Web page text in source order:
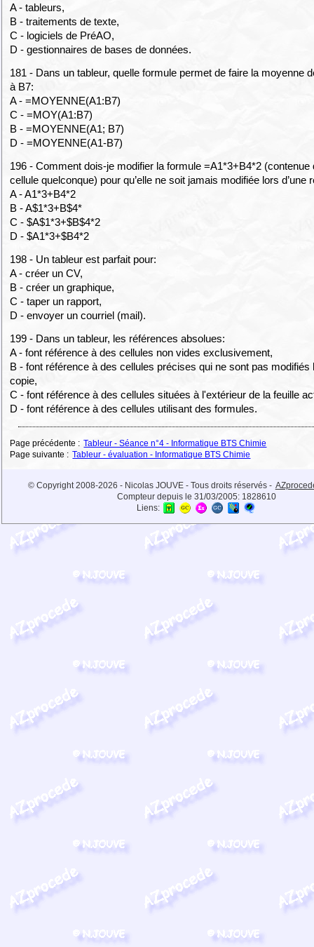
A - tableurs,
B - traitements de texte,
C - logiciels de PréAO,
D - gestionnaires de bases de données.
181 - Dans un tableur, quelle formule permet de faire la moyenne
à B7:
A - =MOYENNE(A1:B7)
C - =MOY(A1:B7)
B - =MOYENNE(A1; B7)
D - =MOYENNE(A1-B7)
196 - Comment dois-je modifier la formule =A1*3+B4*2 (contenue
cellule quelconque) pour qu’elle ne soit jamais modifiée lors d’une
A - A1*3+B4*2
B - A$1*3+B$4*
C - $A$1*3+$B$4*2
D - $A1*3+$B4*2
198 - Un tableur est parfait pour:
A - créer un CV,
B - créer un graphique,
C - taper un rapport,
D - envoyer un courriel (mail).
199 - Dans un tableur, les références absolues:
A - font référence à des cellules non vides exclusivement,
B - font référence à des cellules précises qui ne sont pas modifiés
copie,
C - font référence à des cellules situées à l'extérieur de la feuille
D - font référence à des cellules utilisant des formules.
Page précédente : Tableur - Séance n°4 - Informatique BTS Chimie
Page suivante : Tableur - évaluation - Informatique BTS Chimie
© Copyright 2008-2026 - Nicolas JOUVE - Tous droits réservés -
Compteur depuis le 31/03/2005: 1828610
Liens: